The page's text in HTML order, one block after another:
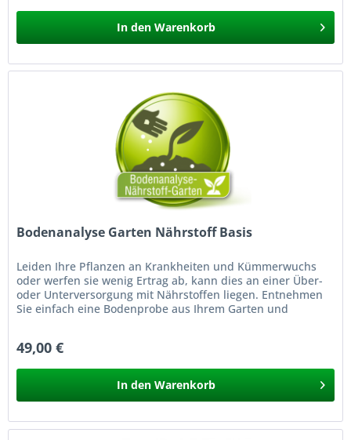
In den Warenkorb
Bodenanalyse Garten Nährstoff Basis
Leiden Ihre Pflanzen an Krankheiten und Kümmerwuchs
oder werfen sie wenig Ertrag ab, kann dies an einer Über-
oder Unterversorgung mit Nährstoffen liegen. Entnehmen
Sie einfach eine Bodenprobe aus Ihrem Garten und
49,00 €
In den Warenkorb